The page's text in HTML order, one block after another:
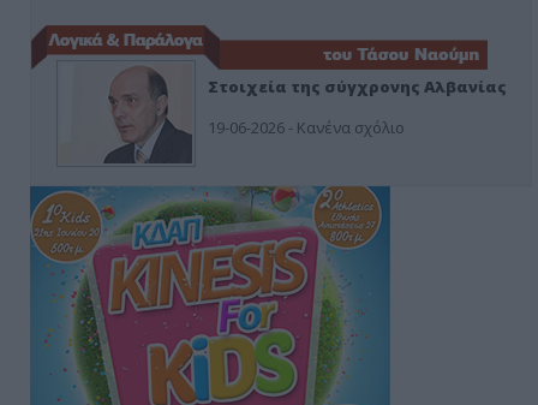
Στοιχεία της σύγχρονης Αλβανίας
19-06-2026 - Κανένα σχόλιο